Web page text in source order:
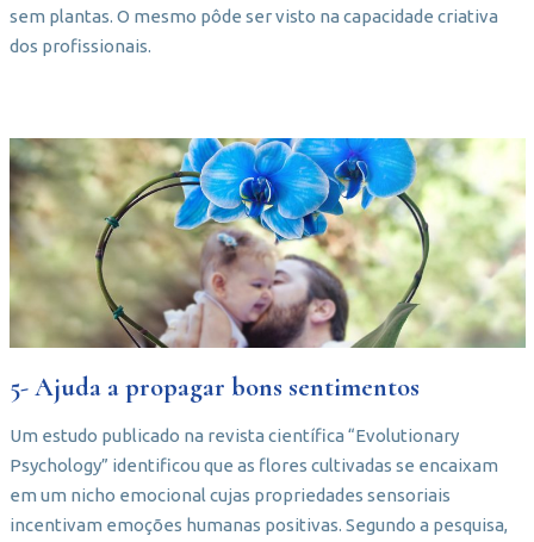
sem plantas. O mesmo pôde ser visto na capacidade criativa
dos profissionais.
5- Ajuda a propagar bons sentimentos
Um estudo publicado na revista científica “Evolutionary
Psychology” identificou que as flores cultivadas se encaixam
em um nicho emocional cujas propriedades sensoriais
incentivam emoções humanas positivas. Segundo a pesquisa,